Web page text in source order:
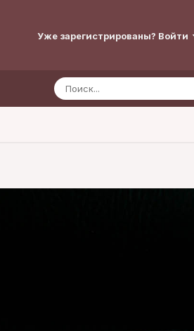
Уже зарегистрированы? Войти